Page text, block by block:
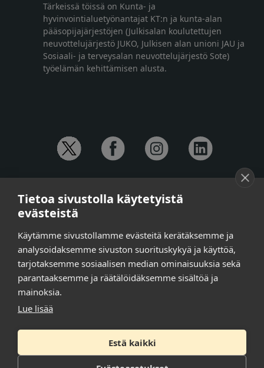
Tärkeissä töissä on Kunta- ja
hyvinvointialuetyönantajat KT:n ja kunta-alan
pääsopijajärjestöjen (Julkisalan koulutettujen
neuvottelujärjestö JUKO, Julkisen alan unioni JAU ja
Sosiaali- ja terveysalan neuvottelujärjestö Sote)
työelämän kehittämisen alusta.
Anna-Mari Jaanu, kehittämispäällikkö,
puh. +358 50 572 4620
Henna Honkalo,
viestintäpäällikkö,
puh. +358 50 479 6618
Ilari Raiski, viestintä- ja tapahtumakoordinaattori,
puh. +358 45 130 3832
Susanna Laasio,
tarkeissatoissa[a]kt.fi
Tilaa uutiskirje
Tietoa sivustolla käytetyistä
evästeistä
Käytämme sivustollamme evästeitä kerätäksemme ja
analysoidaksemme sivuston suorituskykyä ja käyttöä,
tarjotaksemme sosiaalisen median ominaisuuksia sekä
parantaaksemme ja räätälöidäksemme sisältöä ja
mainoksia.
Lue lisää
Estä kaikki